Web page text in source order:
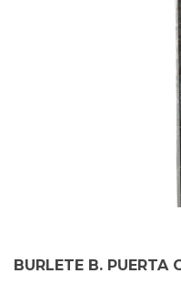
BURLETE B. PUERTA